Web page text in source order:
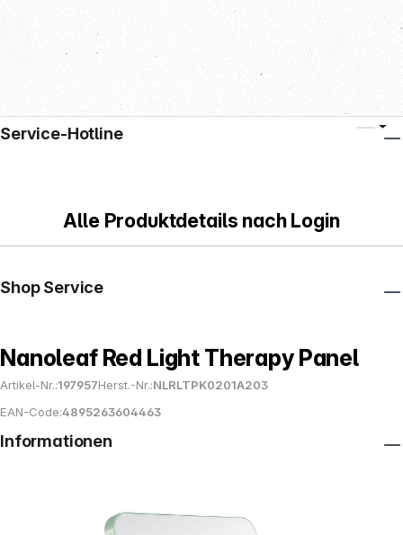
Alle Produktdetails nach Login
Nanoleaf Red Light Therapy Panel
Artikel-Nr.:197957Herst.-Nr.:NLRLTPK0201A203
EAN-Code:4895263604463
Service-Hotline
Shop Service
Informationen